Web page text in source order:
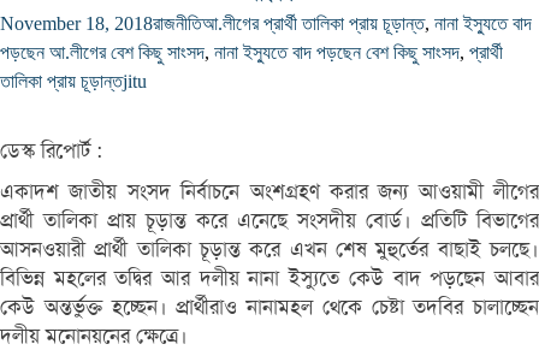
November 18, 2018রাজনীতিআ.লীগের প্রার্থী তালিকা প্রায় চূড়ান্ত, নানা ইস্যুতে বাদ
পড়ছেন আ.লীগের বেশ কিছু সাংসদ, নানা ইস্যুতে বাদ পড়ছেন বেশ কিছু সাংসদ, প্রার্থী
তালিকা প্রায় চূড়ান্তjitu
ডেস্ক রিপোর্ট :
একাদশ জাতীয় সংসদ নির্বাচনে অংশগ্রহণ করার জন্য আওয়ামী লীগের
প্রার্থী তালিকা প্রায় চূড়ান্ত করে এনেছে সংসদীয় বোর্ড। প্রতিটি বিভাগের
আসনওয়ারী প্রার্থী তালিকা চূড়ান্ত করে এখন শেষ মুহুর্তের বাছাই চলছে।
বিভিন্ন মহলের তদ্বির আর দলীয় নানা ইস্যুতে কেউ বাদ পড়ছেন আবার
কেউ অন্তর্ভুক্ত হচ্ছেন। প্রার্থীরাও নানামহল থেকে চেষ্টা তদবির চালাচ্ছেন
দলীয় মনোনয়নের ক্ষেত্রে।